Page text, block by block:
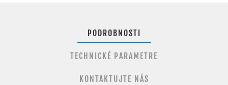
PODROBNOSTI
TECHNICKÉ PARAMETRE
KONTAKTUJTE NÁS